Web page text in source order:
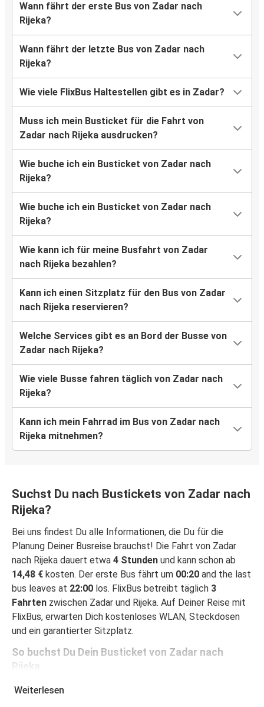
Wann fährt der erste Bus von Zadar nach
Rijeka?
Wann fährt der letzte Bus von Zadar nach
Rijeka?
Wie viele FlixBus Haltestellen gibt es in Zadar?
Muss ich mein Busticket für die Fahrt von
Zadar nach Rijeka ausdrucken?
Wie buche ich ein Busticket von Zadar nach
Rijeka?
Wie buche ich ein Busticket von Zadar nach
Rijeka?
Wie kann ich für meine Busfahrt von Zadar
nach Rijeka bezahlen?
Kann ich einen Sitzplatz für den Bus von Zadar
nach Rijeka reservieren?
Welche Services gibt es an Bord der Busse von
Zadar nach Rijeka?
Wie viele Busse fahren täglich von Zadar nach
Rijeka?
Kann ich mein Fahrrad im Bus von Zadar nach
Rijeka mitnehmen?
Suchst Du nach Bustickets von Zadar nach
Rijeka?
Bei uns findest Du alle Informationen, die Du für die
Planung Deiner Busreise brauchst! Die Fahrt von Zadar
nach Rijeka dauert etwa 4 Stunden und kann schon ab
14,48 € kosten. Der erste Bus fährt um 00:20 and the last
bus leaves at 22:00 los. FlixBus betreibt täglich 3
Fahrten zwischen Zadar und Rijeka. Auf Deiner Reise mit
FlixBus, erwarten Dich kostenloses WLAN, Steckdosen
und ein garantierter Sitzplatz.
So buchst Du Dein Busticket von Zadar nach
Rijeka
Ein Ticket bei FlixBus zu buchen ist ganz einfach einfach:
Weiterlesen